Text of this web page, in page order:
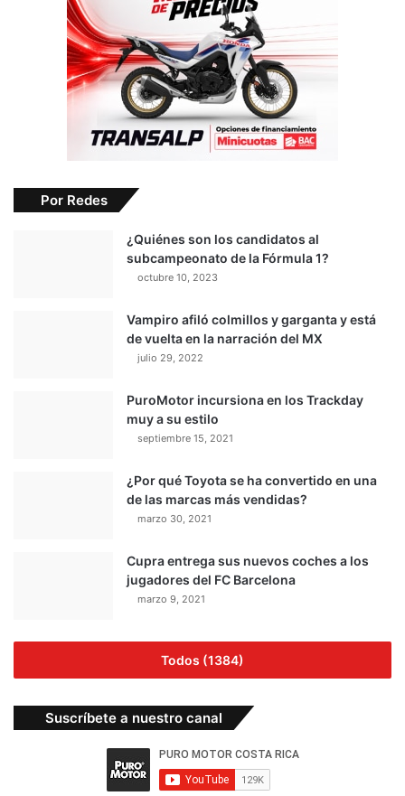
Por Redes
¿Quiénes son los candidatos al
subcampeonato de la Fórmula 1?
octubre 10, 2023
Vampiro afiló colmillos y garganta y está
de vuelta en la narración del MX
julio 29, 2022
PuroMotor incursiona en los Trackday
muy a su estilo
septiembre 15, 2021
¿Por qué Toyota se ha convertido en una
de las marcas más vendidas?
marzo 30, 2021
Cupra entrega sus nuevos coches a los
jugadores del FC Barcelona
marzo 9, 2021
Todos (1384)
Suscríbete a nuestro canal